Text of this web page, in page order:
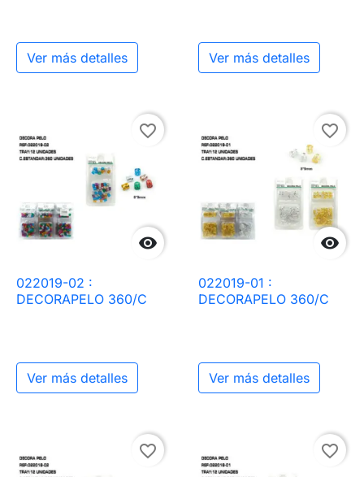
Ver más detalles Ver más detalles

favorite_border
022019-02 :
DECORAPELO 360/C
Ver más detalles

favorite_border
022019-01 :
DECORAPELO 360/C
Ver más detalles
favorite_border favorite_border